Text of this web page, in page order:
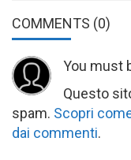
COMMENTS (0)
You must
Questo
spam. Scopri
dai commenti.